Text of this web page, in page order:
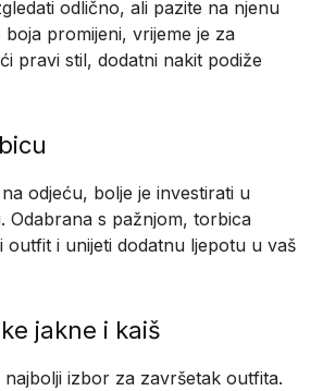
odlično, ali pazite na njenu
boja promijeni, vrijeme je za
pravi stil, dodatni nakit podiže
odjeću, bolje je investirati u
Odabrana s pažnjom, torbica
outfit i unijeti dodatnu ljepotu u vaš
jakne i kaiš
najbolji izbor za završetak outfita.